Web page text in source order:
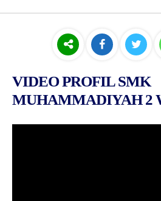
VIDEO PROFIL SMK
MUHAMMADIYAH 2